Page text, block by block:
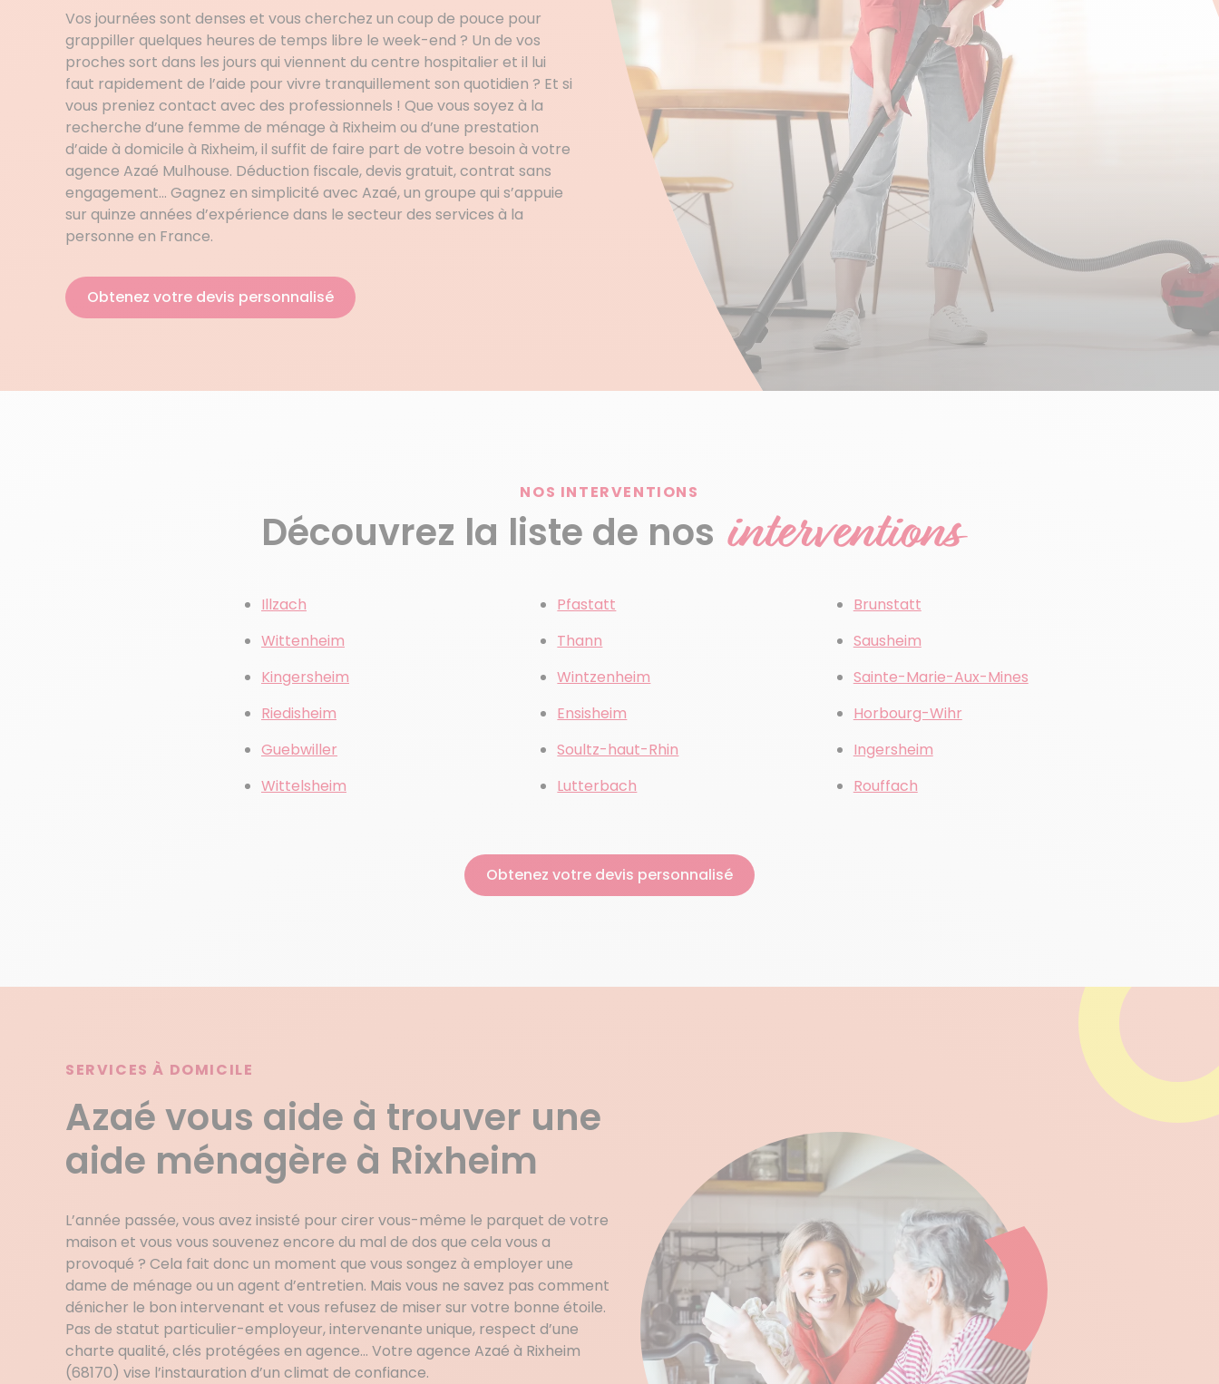
Vos journées sont denses et vous cherchez un coup de pouce pour
grappiller quelques heures de temps libre le week-end ? Un de vos
proches sort dans les jours qui viennent du centre hospitalier et il lui
faut rapidement de l’aide pour vivre tranquillement son quotidien ? Et si
vous preniez contact avec des professionnels ! Que vous soyez à la
recherche d’une femme de ménage à Rixheim ou d’une prestation
d’aide à domicile à Rixheim, il suffit de faire part de votre besoin à votre
agence Azaé Mulhouse. Déduction fiscale, devis gratuit, contrat sans
engagement… Gagnez en simplicité avec Azaé, un groupe qui s’appuie
sur quinze années d’expérience dans le secteur des services à la
personne en France.
Obtenez votre devis personnalisé
NOS INTERVENTIONS
Découvrez la liste de nos interventions
Illzach
Wittenheim
Kingersheim
Riedisheim
Guebwiller
Wittelsheim
Pfastatt
Thann
Wintzenheim
Ensisheim
Soultz-haut-Rhin
Lutterbach
Brunstatt
Sausheim
Sainte-Marie-Aux-Mines
Horbourg-Wihr
Ingersheim
Rouffach
Obtenez votre devis personnalisé
SERVICES À DOMICILE
Azaé vous aide à trouver une
aide ménagère à Rixheim
L’année passée, vous avez insisté pour cirer vous-même le parquet de votre
maison et vous vous souvenez encore du mal de dos que cela vous a
provoqué ? Cela fait donc un moment que vous songez à employer une
dame de ménage ou un agent d’entretien. Mais vous ne savez pas comment
dénicher le bon intervenant et vous refusez de miser sur votre bonne étoile.
Pas de statut particulier-employeur, intervenante unique, respect d’une
charte qualité, clés protégées en agence… Votre agence Azaé à Rixheim
(68170) vise l’instauration d’un climat de confiance.